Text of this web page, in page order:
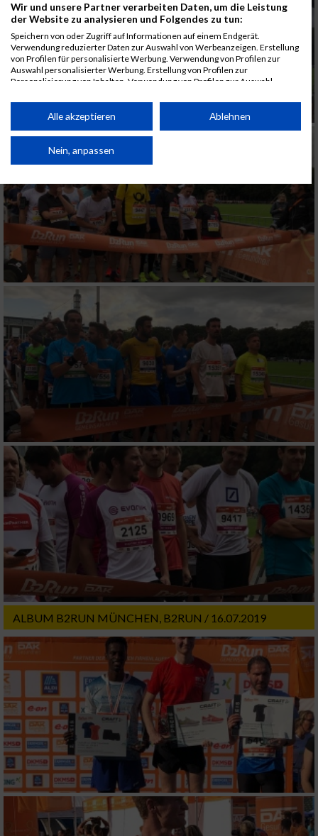
ALBUM B2RUN MÜNCHEN, B2RUN / 16.07.2019
Wir und unsere Partner verarbeiten Daten, um die Leistung
der Website zu analysieren und Folgendes zu tun:
Speichern von oder Zugriff auf Informationen auf einem Endgerät.
Verwendung reduzierter Daten zur Auswahl von Werbeanzeigen. Erstellung
von Profilen für personalisierte Werbung. Verwendung von Profilen zur
Auswahl personalisierter Werbung. Erstellung von Profilen zur
Personalisierung von Inhalten. Verwendung von Profilen zur Auswahl
Performance von Inhalten. Analyse von Zielgruppen durch Statistiken oder
Kombinationen von Daten aus verschiedenen Quellen. Entwicklung und
von Inhalten.
Daten können außerhalb der Europäischen Union weitergegeben und in die
Website/App.
Partnerliste anzeigen (1 IAB-Anbieter)
Wir nutzen Ihre Daten für folgende Zwecke:
IAB-Verarbeitungszwecke:
Speichern von oder Zugriff auf Informationen
auf einem Endgerät
Verwendung reduzierter Daten zur Auswahl
von Werbeanzeigen
Erstellung von Profilen für personalisierte
Werbung
Verwendung von Profilen zur Auswahl
Erstellung von Profilen zur Personalisierung
von Inhalten
Verwendung von Profilen zur Auswahl
personalisierter Inhalte
Messung der Werbeleistung
Messung der Performance von Inhalten
Analyse von Zielgruppen durch Statistiken
oder Kombinationen von Daten aus
verschiedenen Quellen
Entwicklung und Verbesserung der Angebote
Verwendung reduzierter Daten zur Auswahl
von Inhalten
IAB-Besonderheiten:
Verwendung genauer Standortdaten
Geräte anhand von aktiv angeforderten
Alle akzeptieren Ablehnen
Nein, anpassen